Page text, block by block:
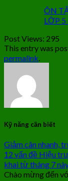
ÔN
LỚP
Post Views: 295
This entry was
permalink.
Kỹ năng cần biết
Giảm cân nhanh,
12 vấn đề Hiệu
khai từ tháng 7
Chào mừng đến